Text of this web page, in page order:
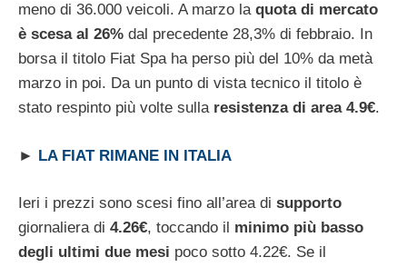
meno di 36.000 veicoli. A marzo la quota di mercato
è scesa al 26% dal precedente 28,3% di febbraio. In
borsa il titolo Fiat Spa ha perso più del 10% da metà
marzo in poi. Da un punto di vista tecnico il titolo è
stato respinto più volte sulla resistenza di area 4.9€.
► LA FIAT RIMANE IN ITALIA
Ieri i prezzi sono scesi fino all’area di supporto
giornaliera di 4.26€, toccando il minimo più basso
degli ultimi due mesi poco sotto 4.22€. Se il